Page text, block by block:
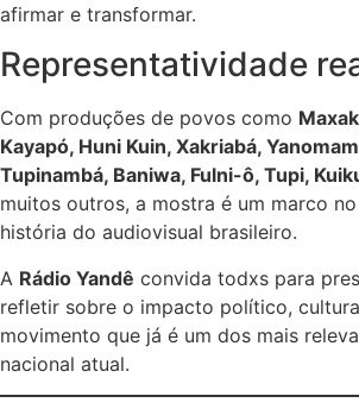
afirmar e transformar.
Representatividade
Com produções de povos como
Kayapó, Huni Kuin, Xakriabá,
Tupinambá, Baniwa, Fulni-ô, Tupi,
muitos outros, a mostra é um marco
história do audiovisual brasileiro.
A Rádio Yandê convida todxs para
refletir sobre o impacto político,
movimento que já é um dos mais
nacional atual.